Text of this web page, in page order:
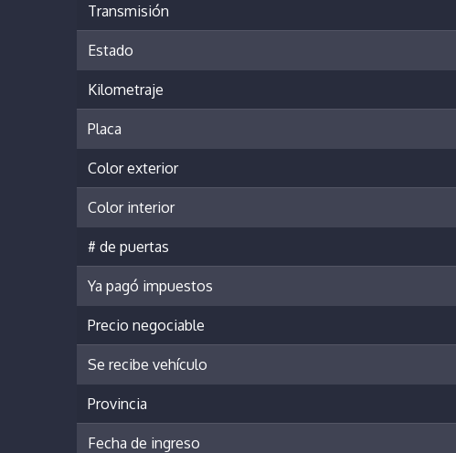
Transmisión
Estado
Kilometraje
Placa
Color exterior
Color interior
# de puertas
Ya pagó impuestos
Precio negociable
Se recibe vehículo
Provincia
Fecha de ingreso